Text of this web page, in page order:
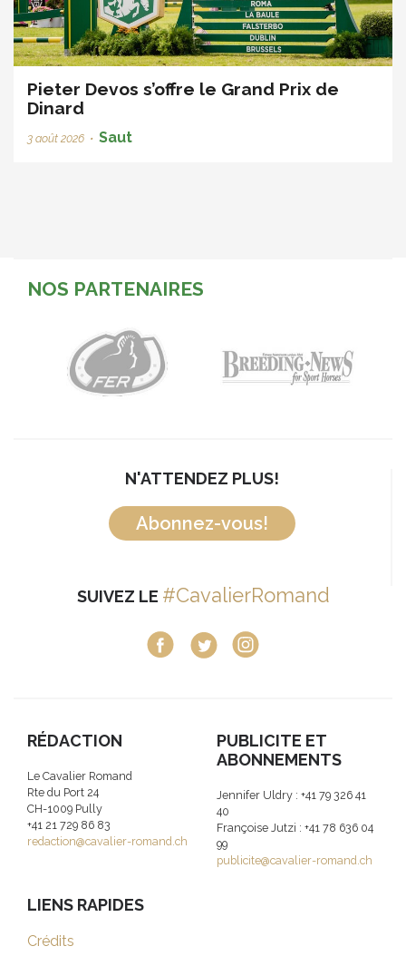
Pieter Devos s’offre le Grand Prix de
Dinard
3 août 2026 • Saut
NOS PARTENAIRES
N'ATTENDEZ PLUS!
Abonnez-vous!
SUIVEZ LE #CavalierRomand
RÉDACTION
Le Cavalier Romand
Rte du Port 24
CH-1009 Pully
+41 21 729 86 83
redaction@cavalier-romand.ch
PUBLICITE ET
ABONNEMENTS
Jennifer Uldry : +41 79 326 41
40
Françoise Jutzi : +41 78 636 04
99
publicite@cavalier-romand.ch
LIENS RAPIDES
Crédits